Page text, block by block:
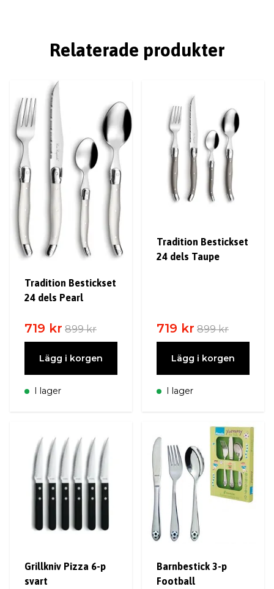
Relaterade produkter
Tradition Bestickset
24 dels Pearl
719 kr 899 kr
Lägg i korgen
I lager
Tradition Bestickset
24 dels Taupe
719 kr 899 kr
Lägg i korgen
I lager
Grillkniv Pizza 6-p
svart
Barnbestick 3-p
Football